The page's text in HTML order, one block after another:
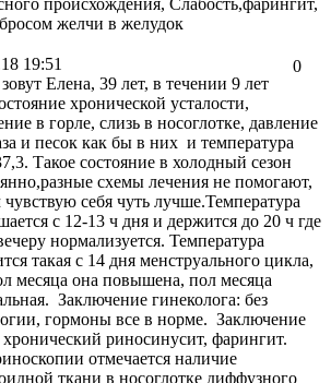
происхождения, Слабость,фарингит,
желчи в желудок
0
19:51
Елена, 39 лет, в течении 9 лет
хронической усталости,
в горле, слизь в носоглотке, давление
и песок как бы в них и температура
Такое состояние в холодный сезон
схемы лечения не помогают,
чувствую себя чуть лучше.Температура
с 12-13 ч дня и держится до 20 ч где
нормализуется. Температура
такая с 14 дня менструального цикла,
месяца она повышена, пол месяца
Заключение гинеколога: без
гормоны все в норме. Заключение
риносинусит, фарингит.
отмечается наличие
ткани в носоглотке диффузного